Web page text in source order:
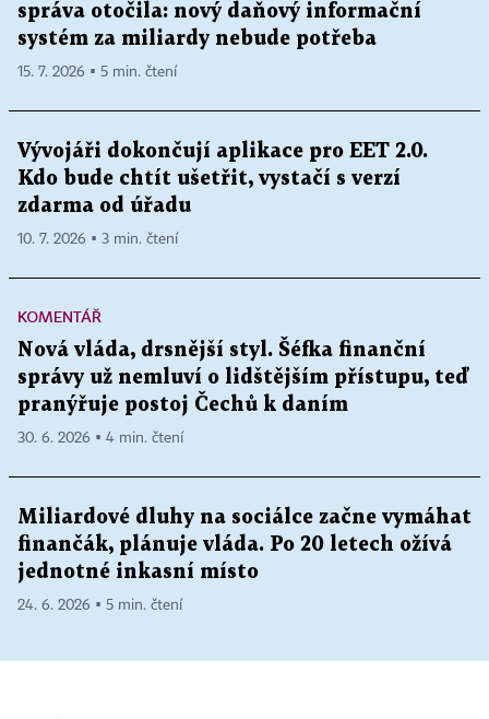
správa otočila: nový daňový informační
systém za miliardy nebude potřeba
15. 7. 2026 ▪ 5 min. čtení
Vývojáři dokončují aplikace pro EET 2.0.
Kdo bude chtít ušetřit, vystačí s verzí
zdarma od úřadu
10. 7. 2026 ▪ 3 min. čtení
KOMENTÁŘ
Nová vláda, drsnější styl. Šéfka finanční
správy už nemluví o lidštějším přístupu, teď
pranýřuje postoj Čechů k daním
30. 6. 2026 ▪ 4 min. čtení
Miliardové dluhy na sociálce začne vymáhat
finančák, plánuje vláda. Po 20 letech ožívá
jednotné inkasní místo
24. 6. 2026 ▪ 5 min. čtení